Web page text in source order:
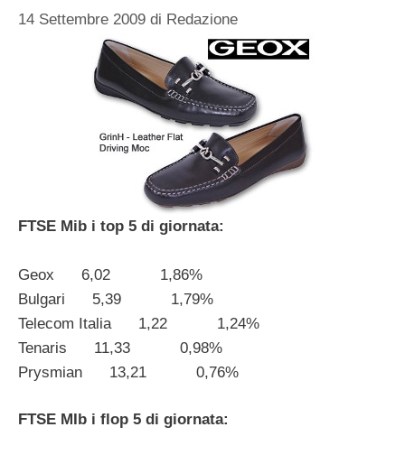
14 Settembre 2009 di Redazione
FTSE Mib i top 5 di giornata:
Geox 6,02 1,86%
Bulgari 5,39 1,79%
Telecom Italia 1,22 1,24%
Tenaris 11,33 0,98%
Prysmian 13,21 0,76%
FTSE MIb i flop 5 di giornata: